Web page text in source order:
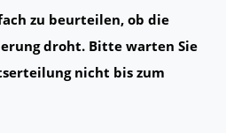
zu beurteilen, ob die
droht. Bitte warten Sie
nicht bis zum